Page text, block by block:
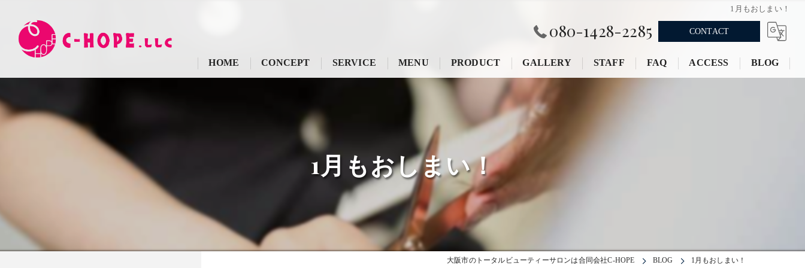
1月もおしまい！
080-1428-2285 CONTACT
HOME CONCEPT SERVICE MENU PRODUCT GALLERY STAFF FAQ ACCESS BLOG
1月もおしまい！
大阪市のトータルビューティーサロンは合同会社C-HOPE BLOG 1月もおしまい！